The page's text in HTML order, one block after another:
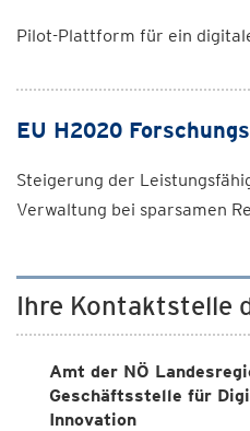
Pilot-Plattform für ein
EU H2020
Steigerung der
Verwaltung bei sparsamen
Ihre Kontaktstelle
Amt der NÖ
Geschäftsstelle für
Innovation